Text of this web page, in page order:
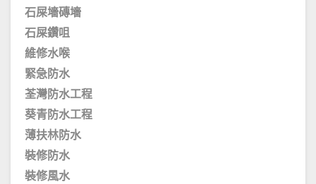
石屎墻磚墻
石屎鑽咀
維修水喉
緊急防水
荃灣防水工程
葵青防水工程
薄扶林防水
裝修防水
裝修風水